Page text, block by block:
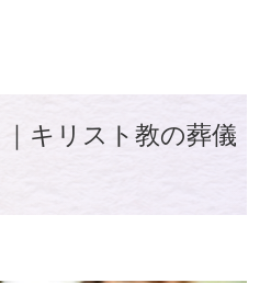
キリスト教の葬儀